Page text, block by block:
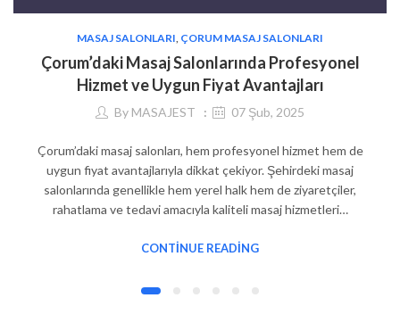
MASAJ SALONLARI ÇORUM MASAJ SALONLARI
Çorum’daki Masaj Salonlarında Profesyonel
Hizmet ve Uygun Fiyat Avantajları
By MASAJEST 07 Şub, 2025
Çorum’daki masaj salonları, hem profesyonel hizmet hem de
uygun fiyat avantajlarıyla dikkat çekiyor. Şehirdeki masaj
salonlarında genellikle hem yerel halk hem de ziyaretçiler,
rahatlama ve tedavi amacıyla kaliteli masaj hizmetleri…
CONTINUE READING